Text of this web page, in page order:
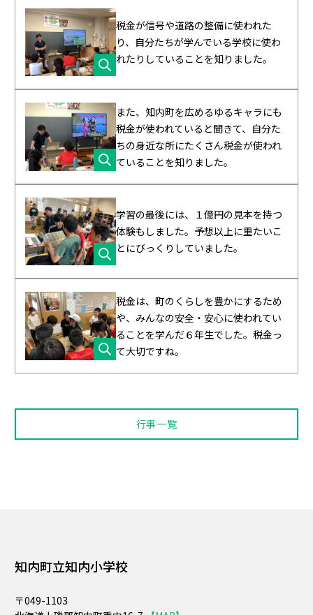
税金が信号や道路の整備に使われた
り、自分たちが学んでいる学校に使わ
れたりしていることを知りました。
また、知内町を広めるゆるキャラにも
税金が使われていると聞きて、自分た
ちの身近な所にたくさん税金が使われ
ていることを知りました。
学習の最後には、１億円の見本を持つ
体験もしました。予想以上に重たいこ
とにびっくりしていました。
税金は、町のくらしを豊かにするため
や、みんなの安全・安心に使われてい
ることを学んだ６年生でした。税金っ
て大切ですね。
行事一覧
知内町立知内小学校
〒049-1103